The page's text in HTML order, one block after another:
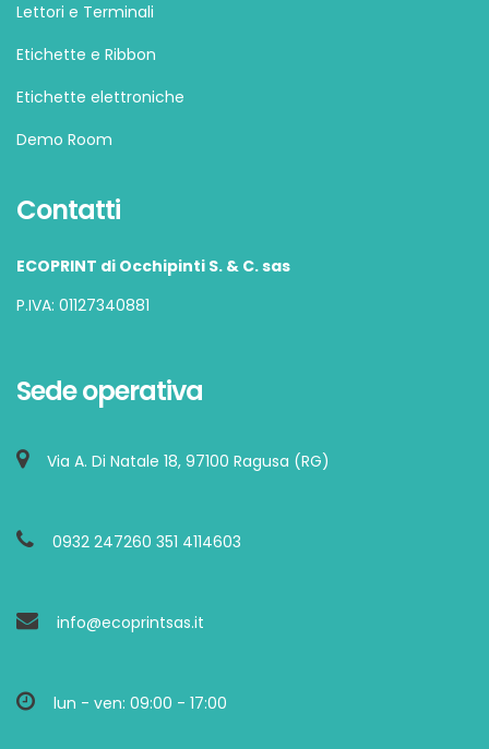
Lettori e Terminali
Etichette e Ribbon
Etichette elettroniche
Demo Room
Contatti
ECOPRINT di Occhipinti S. & C. sas
P.IVA: 01127340881
Sede operativa
Via A. Di Natale 18, 97100 Ragusa (RG)
0932 247260 351 4114603
info@ecoprintsas.it
lun - ven: 09:00 - 17:00